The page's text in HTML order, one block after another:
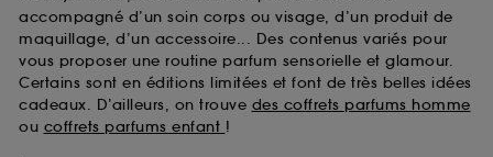
accompagné d’un soin corps ou visage, d’un produit de
maquillage, d’un accessoire... Des contenus variés pour
vous proposer une routine parfum sensorielle et glamour.
Certains sont en éditions limitées et font de très belles idées
cadeaux. D’ailleurs, on trouve des coffrets parfums homme
ou coffrets parfums enfant !